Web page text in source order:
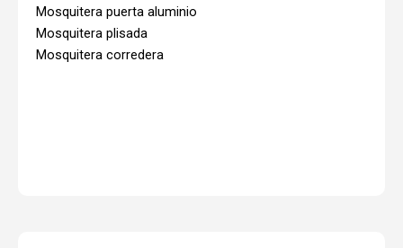
Mosquitera puerta aluminio
Mosquitera plisada
Mosquitera corredera